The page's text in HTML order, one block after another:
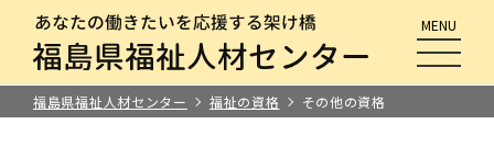
MENU
メニ
福島県福祉人材センター 福祉の資格 その他の資格